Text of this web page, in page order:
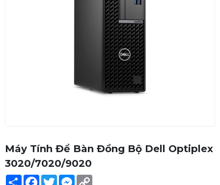
Máy Tính Để Bàn Đồng Bộ Dell Optiplex
3020/7020/9020
Share Facebook
TwitterMessenger